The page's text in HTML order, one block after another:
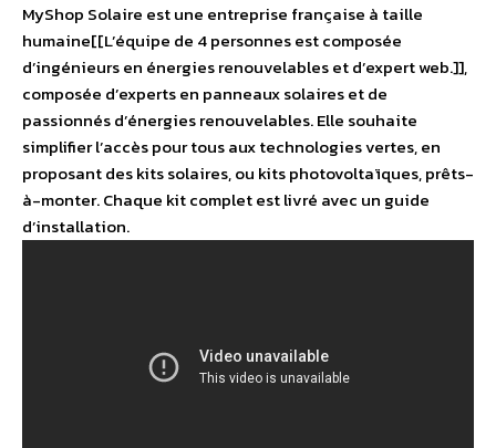
MyShop Solaire est une entreprise française à taille
humaine[[L’équipe de 4 personnes est composée
d’ingénieurs en énergies renouvelables et d’expert web.]],
composée d’experts en panneaux solaires et de
passionnés d’énergies renouvelables. Elle souhaite
simplifier l’accès pour tous aux technologies vertes, en
proposant des kits solaires, ou kits photovoltaïques, prêts-
à-monter. Chaque kit complet est livré avec un guide
d’installation.